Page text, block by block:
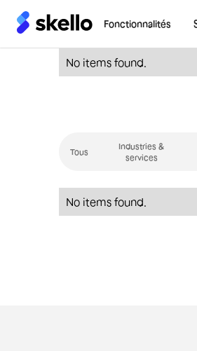
Fonctionnalités
NotreNo items found.
Tous
Industries &
services
No items found.